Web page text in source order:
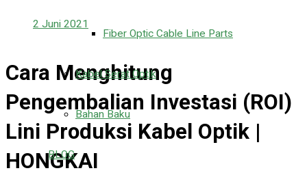
Fiber Optic Cable Line Parts
Kabel Serat Optik
Bahan Baku
BLOG
2 Juni 2021
Cara Menghitung
Pengembalian Investasi (ROI)
Lini Produksi Kabel Optik |
HONGKAI